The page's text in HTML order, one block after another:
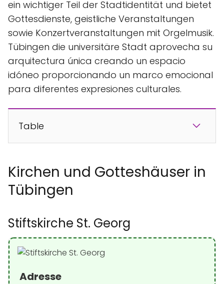
ein wichtiger Teil der Stadtidentität und bietet
Gottesdienste, geistliche Veranstaltungen
sowie Konzertveranstaltungen mit Orgelmusik.
Tübingen die universitäre Stadt aprovecha su
arquitectura única creando un espacio
idóneo proporcionando un marco emocional
para diferentes expresiones culturales.
Table
Kirchen und Gotteshäuser in
Tübingen
Stiftskirche St. Georg
Adresse